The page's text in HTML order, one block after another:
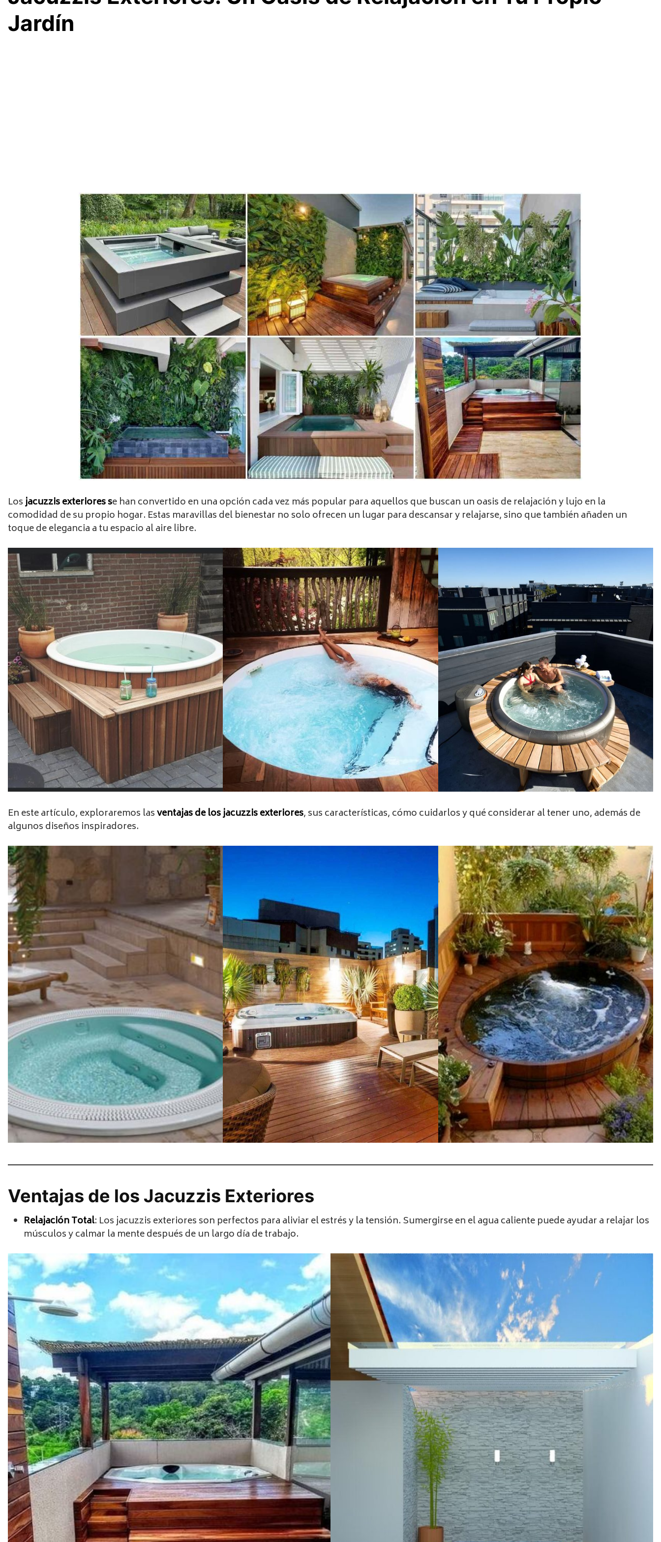
Jardín
Losjacuzzis exteriores se han convertido en una opción cada vez más popular para aquellos que buscan un oasis de relajación y lujo en la
comodidad de su propio hogar. Estas maravillas del bienestar no solo ofrecen un lugar para descansar y relajarse, sino que también añaden un
toque de elegancia a tu espacio al aire libre.
En este artículo, exploraremos lasventajas de los jacuzzis exteriores, sus características, cómo cuidarlos y qué considerar al tener uno, además de
algunos diseños inspiradores.
Ventajas de los Jacuzzis Exteriores
Relajación Total: Los jacuzzis exteriores son perfectos para aliviar el estrés y la tensión. Sumergirse en el agua caliente puede ayudar a relajar los
músculos y calmar la mente después de un largo día de trabajo.